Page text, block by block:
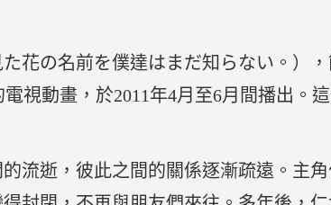
花の名前を僕達はまだ知らない。）
視動畫，於2011年4月至6月間播出。
流逝，彼此之間的關係逐漸疏遠。主